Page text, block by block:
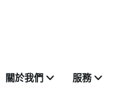
關於我們 服務